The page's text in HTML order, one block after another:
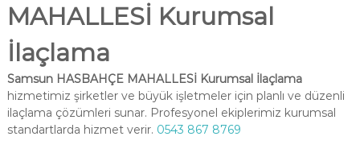
MAHALLESİ Kurumsal
İlaçlama
Samsun HASBAHÇE MAHALLESİ Kurumsal İlaçlama
hizmetimiz şirketler ve büyük işletmeler için planlı ve düzenli
ilaçlama çözümleri sunar. Profesyonel ekiplerimiz kurumsal
standartlarda hizmet verir. 0543 867 8769